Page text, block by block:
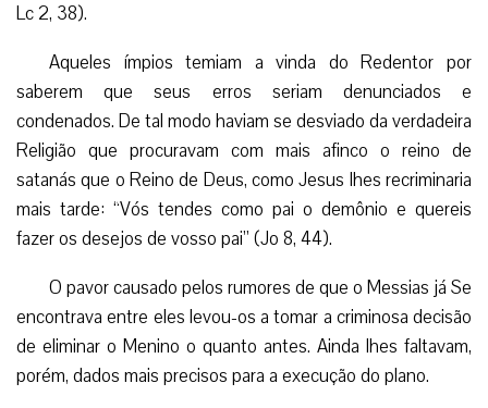
Lc 2, 38).
Aqueles ímpios temiam a vinda do Redentor por
saberem que seus erros seriam denunciados e
condenados. De tal modo haviam se desviado da verdadeira
Religião que procuravam com mais afinco o reino de
satanás que o Reino de Deus, como Jesus lhes recriminaria
mais tarde: “Vós tendes como pai o demônio e quereis
fazer os desejos de vosso pai” (Jo 8, 44).
O pavor causado pelos rumores de que o Messias já Se
encontrava entre eles levou-os a tomar a criminosa decisão
de eliminar o Menino o quanto antes. Ainda lhes faltavam,
porém, dados mais precisos para a execução do plano.